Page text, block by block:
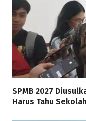
SPMB 2027
Harus Tahu